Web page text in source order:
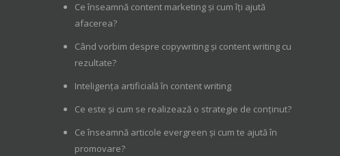
Ce înseamnă content marketing și cum îți ajută
afacerea?
Când vorbim despre copywriting și content writing cu
rezultate?
Inteligența artificială în content writing
Ce este și cum se realizează o strategie de conținut?
Ce înseamnă articole evergreen și cum te ajută în
promovare?